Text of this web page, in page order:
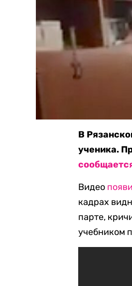
В
ученика.
Видео
кадрах
парте,
учебником